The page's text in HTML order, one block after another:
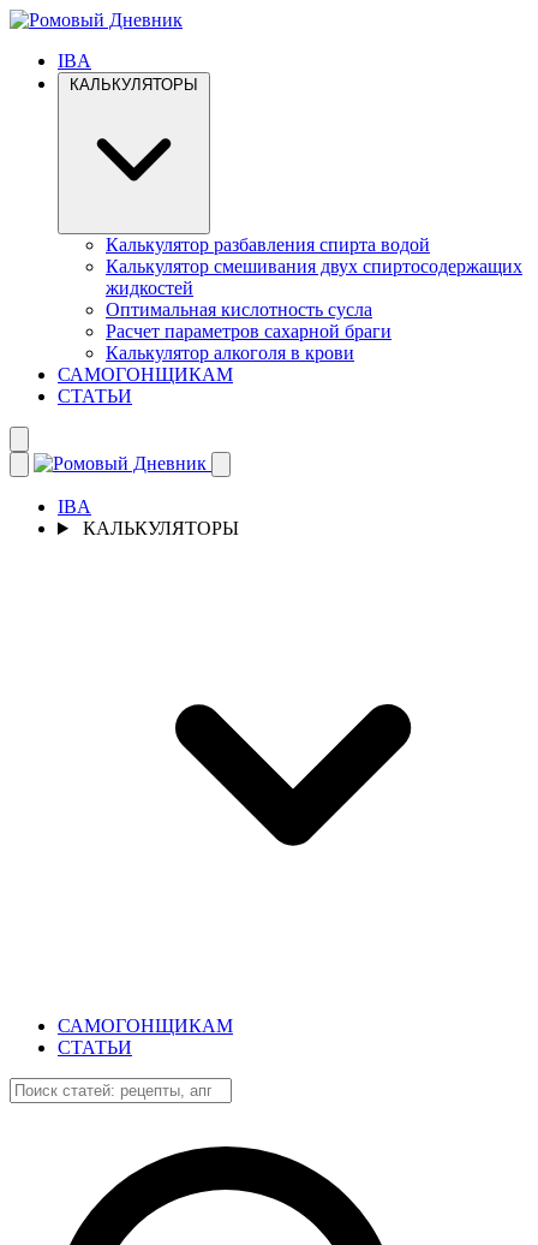
IBA
Калькулятор разбавления спирта водой
Калькулятор смешивания двух спиртосодержащих
жидкостей
Оптимальная кислотность сусла
Расчет параметров сахарной браги
Калькулятор алкоголя в крови
САМОГОНЩИКАМ
СТАТЬИ
IBA
КАЛЬКУЛЯТОРЫ
САМОГОНЩИКАМ
СТАТЬИ